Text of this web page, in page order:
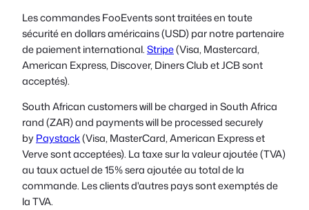
Portuguese
Polish
Czech
Les commandes FooEvents sont traitées en toute
sécurité en dollars américains (USD) par notre partenaire
de paiement international.Stripe(Visa, Mastercard,
American Express, Discover, Diners Club et JCB sont
acceptés).
South African customers will be charged in South Africa
rand (ZAR) and payments will be processed securely
byPaystack(Visa, MasterCard, American Express et
Verve sont acceptées). La taxe sur la valeur ajoutée (TVA)
au taux actuel de 15% sera ajoutée au total de la
commande. Les clients d'autres pays sont exemptés de
la TVA.